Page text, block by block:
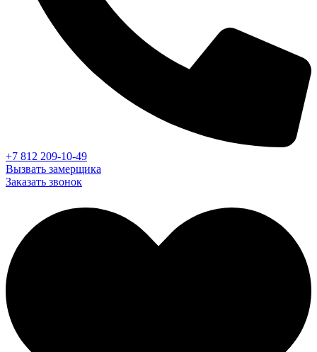
+7 812 209-10-49
Вызвать замерщика
Заказать звонок